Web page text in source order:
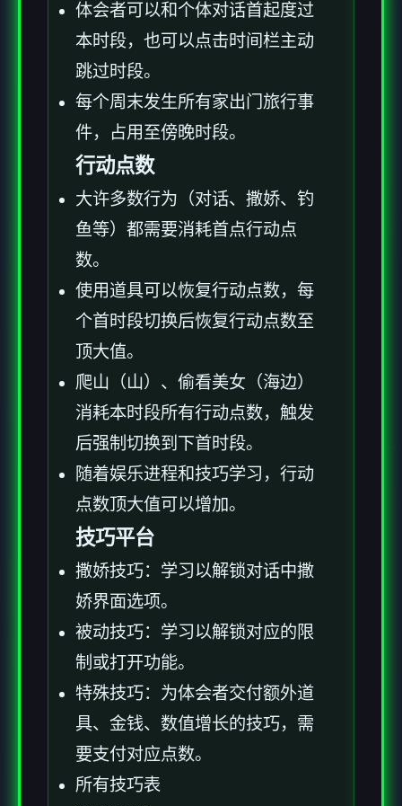
体会者可以和个体对话首起度过
本时段，也可以点击时间栏主动
跳过时段。
每个周末发生所有家出门旅行事
件，占用至傍晚时段。
行动点数
大许多数行为（对话、撒娇、钓
鱼等）都需要消耗首点行动点
数。
使用道具可以恢复行动点数，每
个首时段切换后恢复行动点数至
顶大值。
爬山（山）、偷看美女（海边）
消耗本时段所有行动点数，触发
后强制切换到下首时段。
随着娱乐进程和技巧学习，行动
点数顶大值可以增加。
技巧平台
撒娇技巧：学习以解锁对话中撒
娇界面选项。
被动技巧：学习以解锁对应的限
制或打开功能。
特殊技巧：为体会者交付额外道
具、金钱、数值增长的技巧，需
要支付对应点数。
所有技巧表